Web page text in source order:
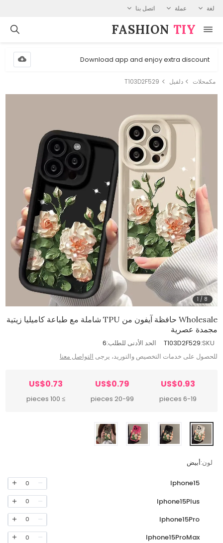
لغة عملة اتصل بنا
FASHION⁠ TIY
Download app and enjoy extra discount
مكمحلات دلفيل T103D2F529
1 / 8
Wholesale حافظة آيفون من TPU شاملة مع طباعة كاميليا زيتية
مجمدة عصرية
SKU:
T103D2F529 الحد الأدنى للطلب:6
للحصول على خدمات التخصيص والتوريد، يرجى التواصل معنا
US$0.93
6-19 pieces
US$0.79
20-99 pieces
US$0.73
≥ 100 pieces
لون:أبيض
Iphone15
0
Iphone15Plus
0
Iphone15Pro
0
Iphone15ProMax
0